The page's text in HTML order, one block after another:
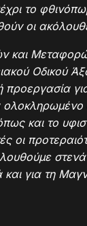
το
οι
και
Οδικού
προεργασία
και το
οι
στενά
για τη